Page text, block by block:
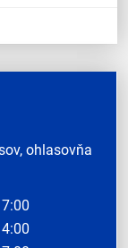
ohlasovňa